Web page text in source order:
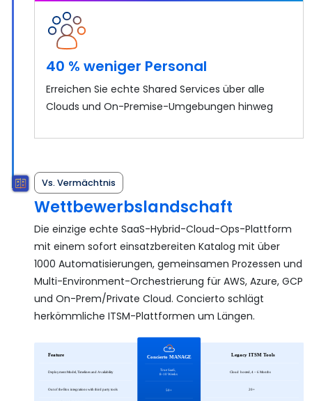
40 % weniger Personal
Erreichen Sie echte Shared Services über alle
Clouds und On-Premise-Umgebungen hinweg
Vs. Vermächtnis
Wettbewerbslandschaft
Die einzige echte SaaS-Hybrid-Cloud-Ops-Plattform
mit einem sofort einsatzbereiten Katalog mit über
1000 Automatisierungen, gemeinsamen Prozessen und
Multi-Environment-Orchestrierung für AWS, Azure, GCP
und On-Prem/Private Cloud. Concierto schlägt
herkömmliche ITSM-Plattformen um Längen.